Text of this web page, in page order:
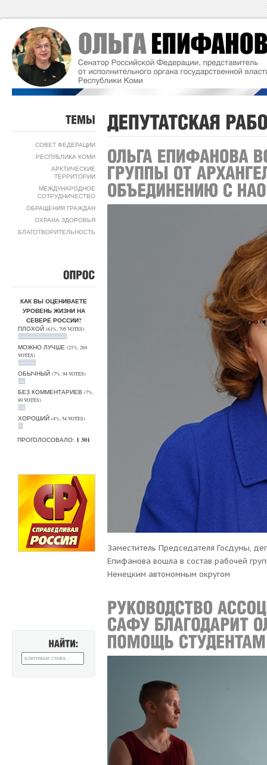
СОВЕТ ФЕДЕРАЦИИ
РЕСПУБЛИКА КОМИ
АРКТИЧЕСКИЕ
ТЕРРИТОРИИ
МЕЖДУНАРОДНОЕ
СОТРУДНИЧЕСТВО
ОБРАЩЕНИЯ ГРАЖДАН
ОХРАНА ЗДОРОВЬЯ
БЛАГОТВОРИТЕЛЬНОСТЬ
КАК ВЫ ОЦЕНИВАЕТЕ
УРОВЕНЬ ЖИЗНИ НА
СЕВЕРЕ РОССИИ?
ПЛОХОЙ (61%, 795 VOTES)
МОЖНО ЛУЧШЕ (21%, 269
VOTES)
ОБЫЧНЫЙ (7%, 94 VOTES)
БЕЗ КОММЕНТАРИЕВ (7%,
89 VOTES)
ХОРОШИЙ (4%, 54 VOTES)
ПРОГОЛОСОВАЛО: 1 301
Заместитель Председателя Госдумы,
Епифановa вошла в состав рабочей
Ненецким автономным округом